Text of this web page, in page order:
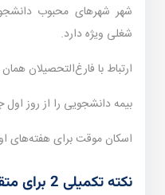
شهر شهرهای محبوب
شغلی ویژه دارد.
ارتباط با فارغ‌التحصیلان
بیمه دانشجویی را از روز
اسکان موقت برای هفته‌های
نکته تکمیلی 2 برای متقاضیان ۲۰۲۶